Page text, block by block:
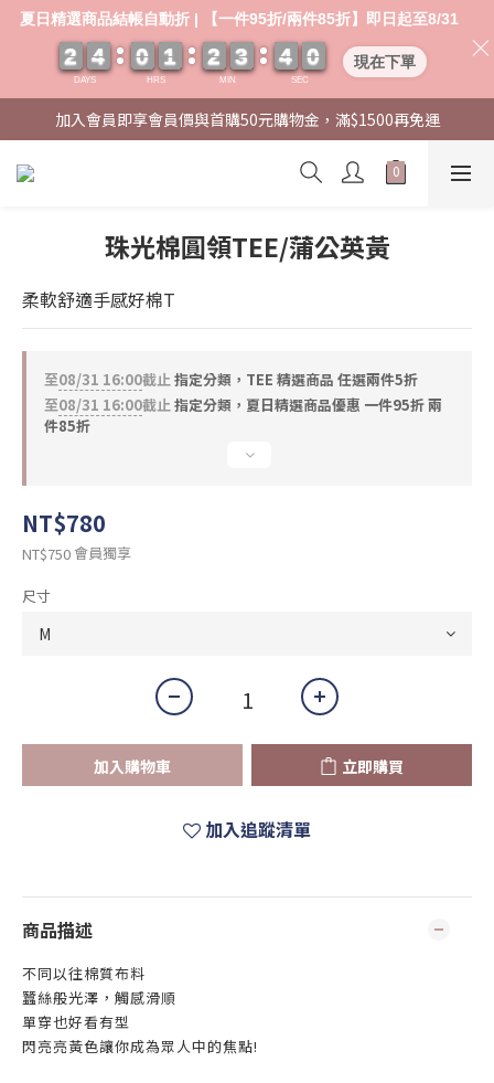
加入會員即享會員價與首購50元購物金，滿$1500再免運
珠光棉圓領TEE/蒲公英黃
柔軟舒適手感好棉T
至08/31 16:00截止指定分類，TEE 精選商品 任選兩件5折
至08/31 16:00截止指定分類，夏日精選商品優惠 一件95折 兩
件85折
NT$780
NT$750會員獨享
尺寸
加入購物車 立即購買
加入追蹤清單
商品描述
不同以往棉質布料
蠶絲般光澤，觸感滑順
單穿也好看有型
閃亮亮黃色讓你成為眾人中的焦點!
夏日精選商品結帳自動折 | 【一件95折/兩件85折】即日起至8/31
DAYS
2
2
2
2 4
4
4
4
HRS
0
0
0
0 1
1
1
1
MIN
2
2
2
2 3
3
3
3
SEC
4
4
4
4 0
0
0
0
0
0 現在下單